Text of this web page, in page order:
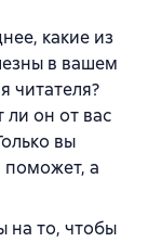
какие из
в вашем
читателя?
он от вас
вы
поможет, а
на то, чтобы